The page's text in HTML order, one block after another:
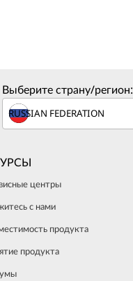
Выберите страну/регион:
центры
с нами
продукта
продукта